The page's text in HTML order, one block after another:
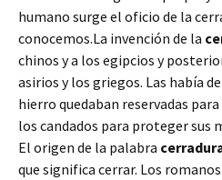
humano surge el oficio de la
conocemos.La invención de la
chinos y a los egipcios y
asirios y los griegos. Las había
hierro quedaban reservadas
los candados para proteger sus
El origen de la palabra
que significa cerrar. Los